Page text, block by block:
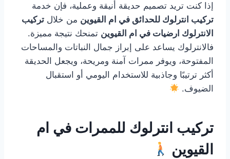
إذا كنت تريد تصميم حديقة أنيقة وعملية، فإن خدمة
تركيب انترلوك للحدائق في ام القيوين من خلال تركيب
الانترلوك ارضيات في ام القيوين تمنحك نتيجة مميزة.
فالانترلوك يساعد على إبراز جمال النباتات والمساحات
المفتوحة، ويوفر ممرات آمنة ومريحة، ويجعل الحديقة
أكثر ترتيبًا وجاذبية للاستخدام اليومي أو استقبال
الضيوف.
تركيب انترلوك للممرات في ام
القيوين